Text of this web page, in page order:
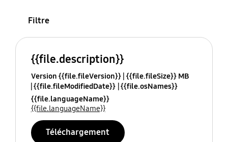
Filtre
{{file.description}}
Version {{file.fileVersion}} {{file.fileSize}} MB
{{file.fileModifiedDate}} {{file.osNames}}
{{file.languageName}}
{{file.languageName}}
Téléchargement